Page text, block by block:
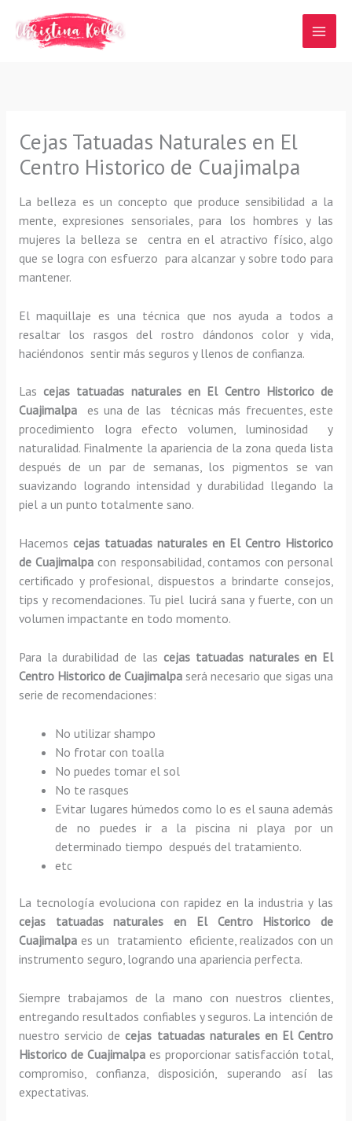
contenido
Cejas Tatuadas Naturales en El
Centro Historico de Cuajimalpa
La belleza es un concepto que produce sensibilidad a la
mente, expresiones sensoriales, para los hombres y las
mujeres la belleza se centra en el atractivo físico, algo
que se logra con esfuerzo para alcanzar y sobre todo para
mantener.
El maquillaje es una técnica que nos ayuda a todos a
resaltar los rasgos del rostro dándonos color y vida,
haciéndonos sentir más seguros y llenos de confianza.
Las cejas tatuadas naturales en El Centro Historico de
Cuajimalpa es una de las técnicas más frecuentes, este
procedimiento logra efecto volumen, luminosidad y
naturalidad. Finalmente la apariencia de la zona queda lista
después de un par de semanas, los pigmentos se van
suavizando logrando intensidad y durabilidad llegando la
piel a un punto totalmente sano.
Hacemos cejas tatuadas naturales en El Centro Historico
de Cuajimalpa con responsabilidad, contamos con personal
certificado y profesional, dispuestos a brindarte consejos,
tips y recomendaciones. Tu piel lucirá sana y fuerte, con un
volumen impactante en todo momento.
Para la durabilidad de las cejas tatuadas naturalesen El
Centro Historico de Cuajimalpa será necesario que sigas una
serie de recomendaciones:
No utilizar shampo
No frotar con toalla
No puedes tomar el sol
No te rasques
Evitar lugares húmedos como lo es el sauna además
de no puedes ir a la piscina ni playa por un
determinado tiempo después del tratamiento.
etc
La tecnología evoluciona con rapidez en la industria y las
cejas tatuadas naturales en El Centro Historico de
Cuajimalpaes un tratamiento eficiente, realizados con un
instrumento seguro, logrando una apariencia perfecta.
Siempre trabajamos de la mano con nuestros clientes,
entregando resultados confiables y seguros. La intención de
nuestro servicio decejas tatuadas naturalesen El Centro
Historico de Cuajimalpa es proporcionar satisfacción total,
compromiso, confianza, disposición, superando así las
expectativas.